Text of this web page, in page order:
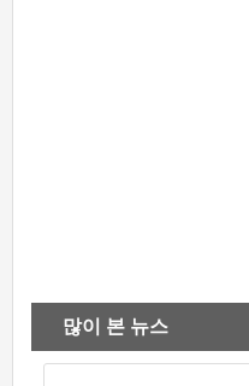
많이 본 뉴스